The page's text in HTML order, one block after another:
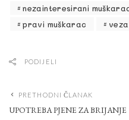
nezainteresirani
pravi muškarac
PODIJELI
PRETHODNI ČLANAK
UPOTREBA PJENE ZA BRIJANJE